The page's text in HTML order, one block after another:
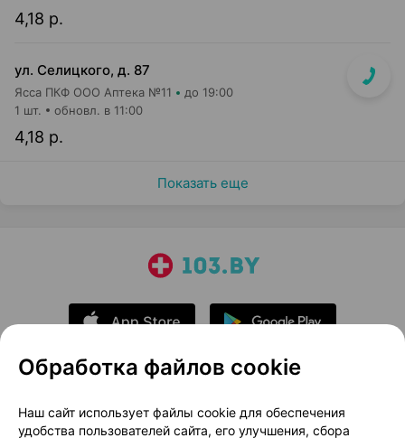
4,18 р.
ул. Селицкого, д. 87
Ясса ПКФ ООО Аптека №11 до 19:00
4,18 р.
1 шт. обновл. в 11:00
Показать еще
О проекте
Новости проекта
Обработка файлов cookie
Наш сайт использует файлы cookie для обеспечения
удобства пользователей сайта, его улучшения, сбора